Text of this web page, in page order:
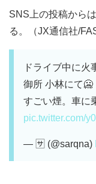
SNS上の投稿から
る。（JX通信社/
ドライブ中に火
御所 小林にて🥶
すごい煙。車に
pic.twitter.com/
— 🈂️ (@sarqna)